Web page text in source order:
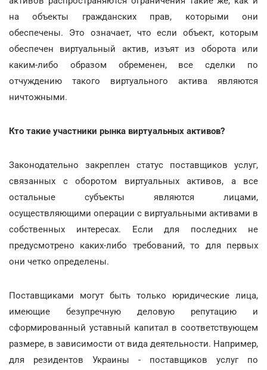
на объекты гражданских прав, которыми они
обеспечены. Это означает, что если объект, которым
обеспечен виртуальный актив, изъят из оборота или
каким-либо образом обременен, все сделки по
отчуждению такого виртуального актива являются
ничтожными.
Кто такие участники рынка виртуальных активов?
Законодательно закреплен статус поставщиков услуг,
связанных с оборотом виртуальных активов, а все
остальные субъекты являются лицами,
осуществляющими операции с виртуальными активами в
собственных интересах. Если для последних не
предусмотрено каких-либо требований, то для первых
они четко определены.
Поставщиками могут быть только юридические лица,
имеющие безупречную деловую репутацию и
сформированный уставный капитал в соответствующем
размере, в зависимости от вида деятельности. Например,
для резидентов Украины - поставщиков услуг по